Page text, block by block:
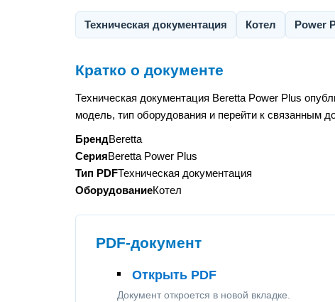
Техническая документация Котел Power
Кратко о документе
Техническая документация Beretta Power Plus
модель, тип оборудования и перейти к связанным
БрендBeretta
СерияBeretta Power Plus
Тип PDFТехническая документация
ОборудованиеКотел
PDF-документ
Открыть PDF
Документ откроется в новой вкладке.